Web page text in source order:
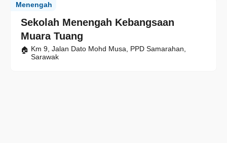
Sekolah Menengah Kebangsaan
Muara Tuang
Menengah
Km 9, Jalan Dato Mohd Musa, PPD Samarahan,
Sarawak